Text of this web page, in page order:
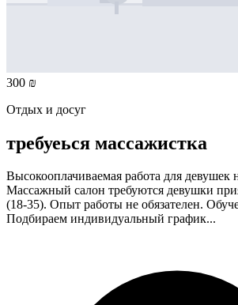
300 ₪
Отдых и досуг
требуеься массажистка
Высокооплачиваемая работа для девушек
Массажный салон требуются девушки
(18-35). Опыт работы не обязателен.
Подбираем индивидуальный график...